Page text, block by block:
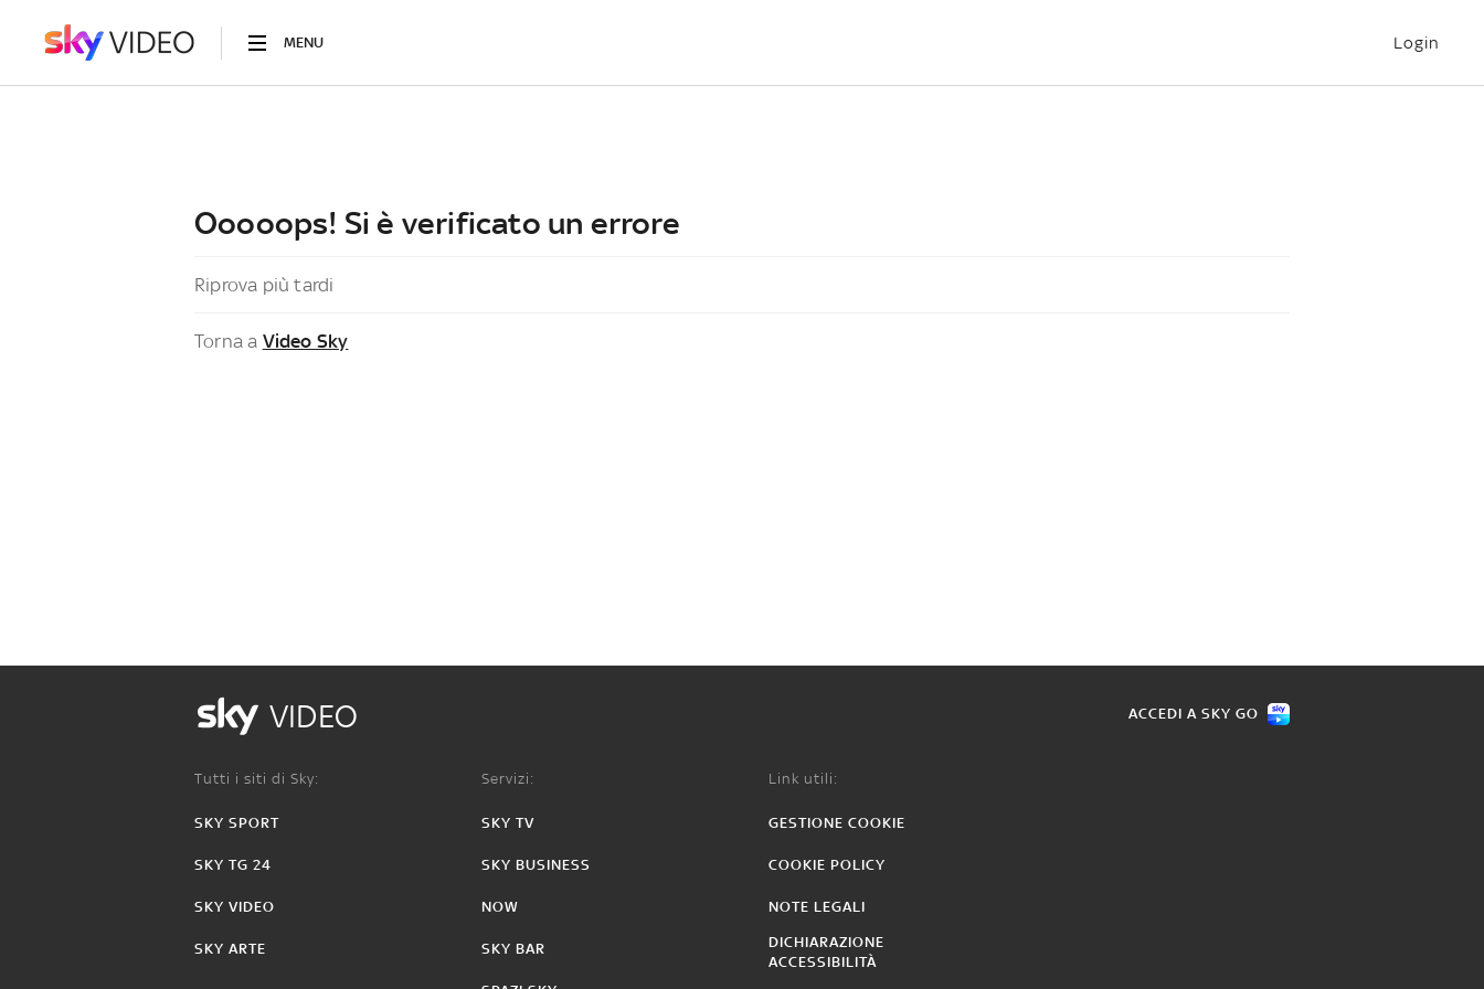
MENU Login
Ooooops! Si è verificato un errore
Riprova più tardi
Torna a Video Sky
VIDEO ACCEDI A SKY GO
Tutti i siti di Sky:
SKY SPORT
SKY TG 24
SKY VIDEO
SKY ARTE
Servizi:
SKY TV
SKY BUSINESS
NOW
SKY BAR
Link utili:
GESTIONE COOKIE
COOKIE POLICY
NOTE LEGALI
DICHIARAZIONE
ACCESSIBILITÀ